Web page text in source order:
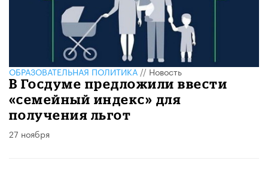
ОБРАЗОВАТЕЛЬНАЯ ПОЛИТИКА//Новость
В Госдуме предложили ввести
«семейный индекс» для
получения льгот
27 ноября